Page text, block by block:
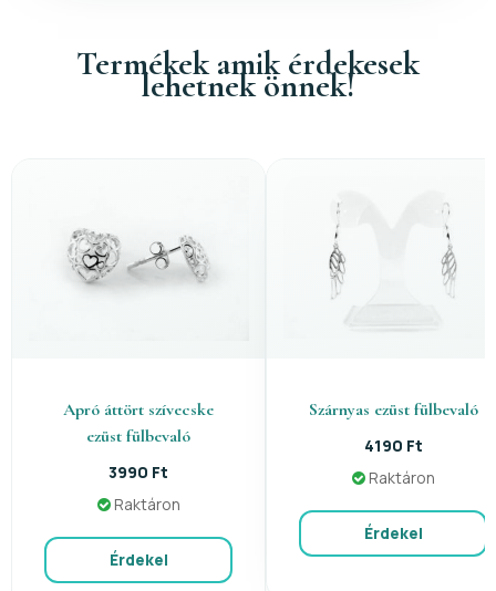
Termékek amik érdekesek
lehetnek önnek!
Apró áttört szívecske
ezüst fülbevaló
3990 Ft
Raktáron
Érdekel
Szárnyas ezüst fülbevaló
4190 Ft
Raktáron
Érdekel